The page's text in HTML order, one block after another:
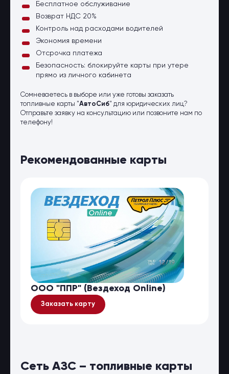
Бесплатное обслуживание
Возврат НДС 20%
Контроль над расходами водителей
Экономия времени
Отсрочка платежа
Безопасность: блокируйте карты при утере
прямо из личного кабинета
Сомневаетесь в выборе или уже готовы заказать
топливные карты "АвтоСиб" для юридических лиц?
Отправьте заявку на консультацию или позвоните нам по
телефону!
Рекомендованные карты
ООО "ППР" (Вездеход Online)
Заказать карту
Сеть АЗС – топливные карты